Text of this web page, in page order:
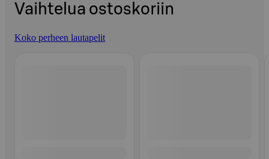
Vaihtelua ostoskoriin
Koko perheen lautapelit